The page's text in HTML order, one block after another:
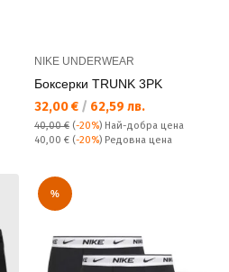
NIKE UNDERWEAR
Боксерки TRUNK 3PK
Текуща цена:
32,00 € / 62,59 лв.
40,00 € (-20%) Най-добра цена
Редовна цена:
40,00 € (-20%) Редовна цена
%